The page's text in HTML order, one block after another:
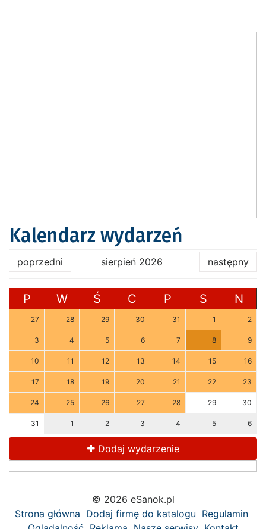
Kalendarz wydarzeń
poprzedni sierpień 2026 następny
P W Ś C P S N
27 28 29 30 31 1 2
3 4 5 6 7 8 9
10 11 12 13 14 15 16
17 18 19 20 21 22 23
24 25 26 27 28 29 30
31 1 2 3 4 5 6
Dodaj wydarzenie
© 2026 eSanok.pl
Strona główna Dodaj firmę do katalogu Regulamin